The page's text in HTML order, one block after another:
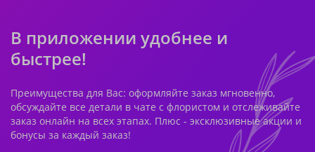
В приложении удобнее и
быстрее!
Преимущества для Вас: оформляйте заказ мгновенно,
обсуждайте все детали в чате с флористом и отслеживайте
заказ онлайн на всех этапах. Плюс - эксклюзивные акции и
бонусы за каждый заказ!